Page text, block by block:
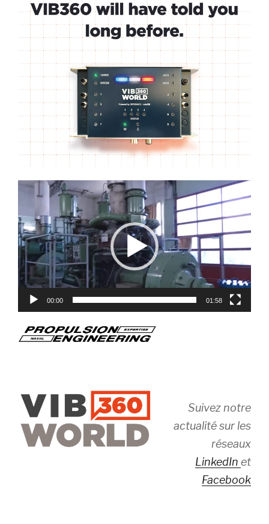
Lecteur
00:00 01:58
Suivez notre
actualité sur les
réseaux
LinkedIn et
Facebook